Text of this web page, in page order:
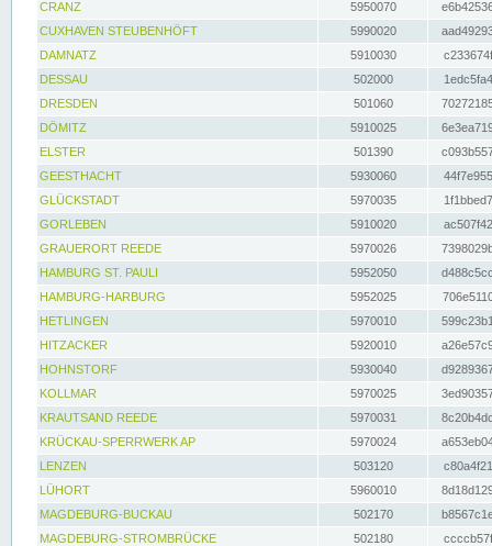
CRANZ
5950070
CUXHAVEN STEUBENHÖFT
5990020
DAMNATZ
5910030
DESSAU
502000
DRESDEN
501060
DÖMITZ
5910025
ELSTER
501390
GEESTHACHT
5930060
GLÜCKSTADT
5970035
GORLEBEN
5910020
GRAUERORT REEDE
5970026
HAMBURG ST. PAULI
5952050
HAMBURG-HARBURG
5952025
HETLINGEN
5970010
HITZACKER
5920010
HOHNSTORF
5930040
KOLLMAR
5970025
KRAUTSAND REEDE
5970031
KRÜCKAU-SPERRWERK AP
5970024
LENZEN
503120
LÜHORT
5960010
MAGDEBURG-BUCKAU
502170
MAGDEBURG-STROMBRÜCKE
502180